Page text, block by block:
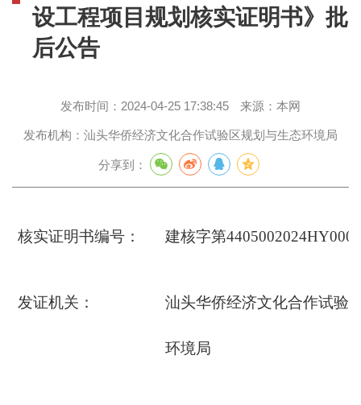
设工程项目规划核实证明书》批
后公告
发布时间： 2024-04-25 17:38:45 来源： 本网
发布机构： 汕头华侨经济文化合作试验区规划与生态环境局
分享到：
核实证明书编号： 建核字第
发证机关： 汕头华侨经济文化合作试验
环境局